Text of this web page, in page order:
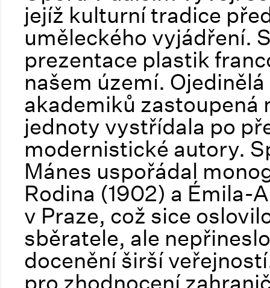
jejíž kulturní tradice
uměleckého vyjádření.
prezentace plastik
našem území.
akademiků zastoupená
jednoty vystřídala po
modernistické autory.
Mánes uspořádal
Rodina (1902) a Émila-
v Praze, což sice
sběratele, ale
docenění širší
pro zhodnocení